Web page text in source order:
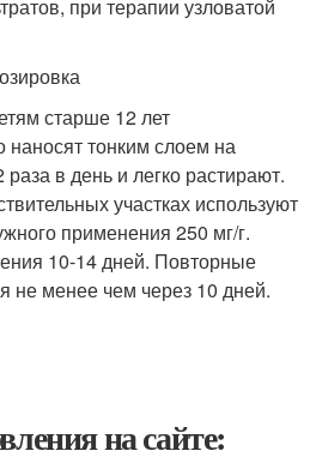
при терапии узловатой
старше 12 лет
наносят тонким слоем на
в день и легко растирают.
участках используют
применения 250 мг/г.
10-14 дней. Повторные
не менее чем через 10 дней.
на сайте: